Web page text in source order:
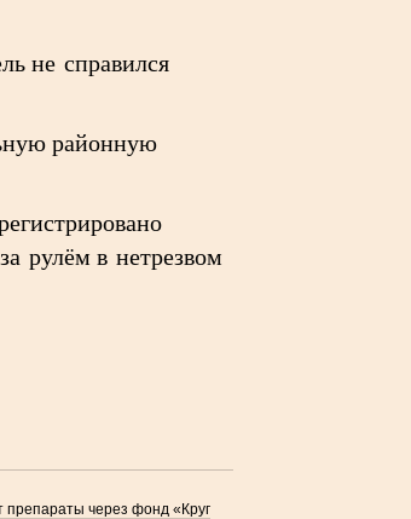
не справился
районную
рулём в нетрезвом
препараты через фонд «Круг